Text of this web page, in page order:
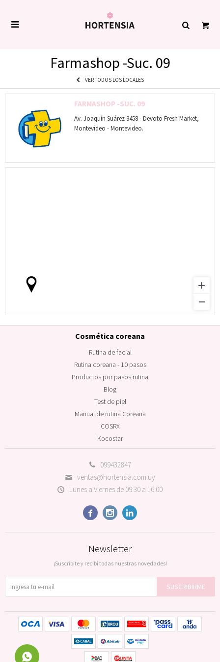

Farmashop -Suc. 09
VER TODOS LOS LOCALES
FARMASHOP -SUC. 09
Av. Joaquín Suárez 3458 - Devoto Fresh Market,
Montevideo - Montevideo.
099432847
ventas@hortensia.com.uy
Lunes a Viernes de 09:30 a 16:00
  
Cosmética coreana
Rutina de facial
Rutina coreana - 10 pasos
Productos por pasos rutina
Blog
Test de piel
Manual de rutina Coreana
COSRX
Kocostar
Newsletter
¡Suscribite y recibí todas nuestras novedades!
SUSCRIBIRME